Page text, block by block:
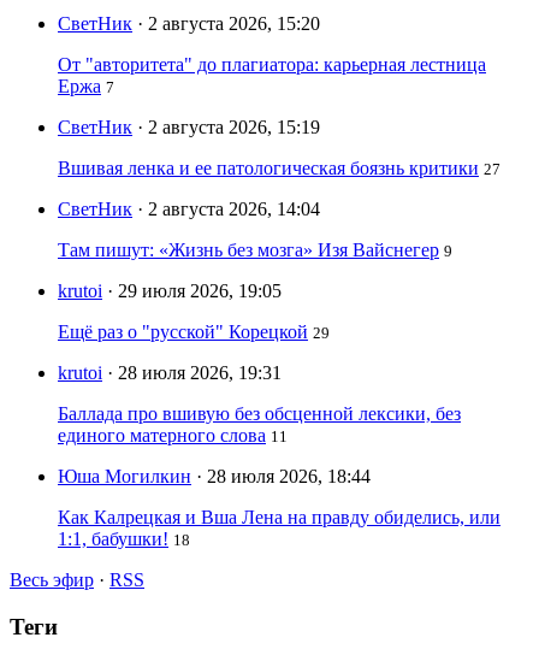
СветНик · 2 августа 2026, 15:20
От "авторитета" до плагиатора: карьерная лестница
Ержа 7
СветНик · 2 августа 2026, 15:19
Вшивая ленка и ее патологическая боязнь критики 27
СветНик · 2 августа 2026, 14:04
Там пишут: «Жизнь без мозга» Изя Вайснегер 9
krutoi · 29 июля 2026, 19:05
Ещё раз о "русской" Корецкой 29
krutoi · 28 июля 2026, 19:31
Баллада про вшивую без обсценной лексики, без
единого матерного слова 11
Юша Могилкин · 28 июля 2026, 18:44
Как Калрецкая и Вша Лена на правду обиделись, или
1:1, бабушки! 18
Весь эфир · RSS
Теги